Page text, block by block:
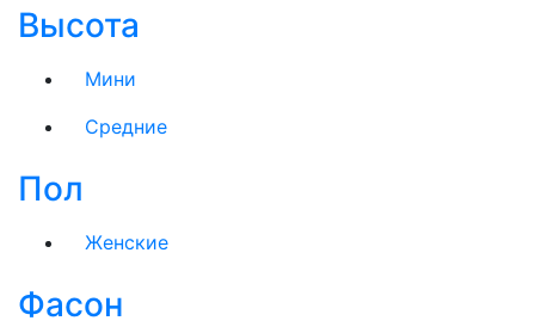
Высота
Мини
Средние
Пол
Женские
Фасон